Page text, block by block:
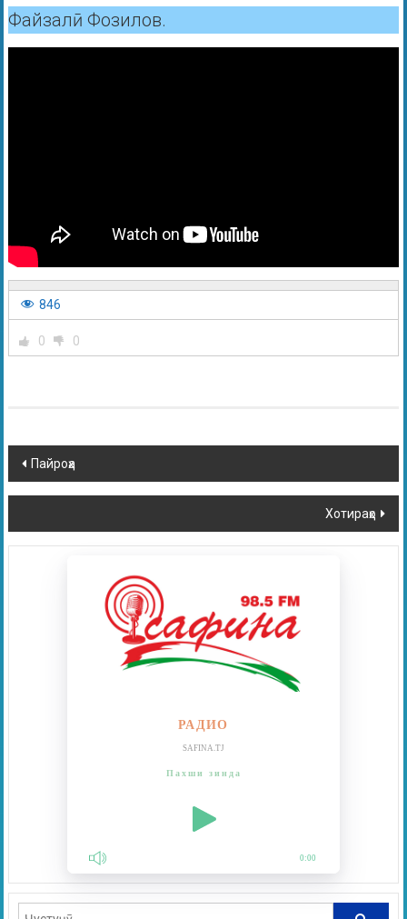
Файзалӣ Фозилов.
846
0 0
Пайроҳа
Хотираҳо
РАДИО
SAFINA.TJ
Пахши зинда
0:00